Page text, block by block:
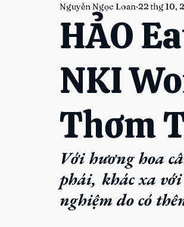
HẢO
NKI
Thơm
Nguyễn Ngọc Loan 22 thg 10,
Với hương hoa
phái, khác xa
nghiệm do có